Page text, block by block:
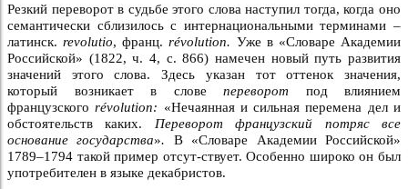
Резкий переворот в судьбе этого слова наступил тогда, когда оно
семантически сблизилось с интернациональными терминами –
латинск.revolutio, франц.révolution. Уже в «Словаре Академии
Российской» (1822, ч. 4, с. 866) намечен новый путь развития
значений этого слова. Здесь указан тот оттенок значения,
который возникает в слове переворот под влиянием
французскогоrévolution: «Нечаянная и сильная перемена дел и
обстоятельств каких. Переворот французский потряс все
основание государства». В «Словаре Академии Российской»
1789–1794 такой пример отсут-ствует. Особенно широко он был
употребителен в языке декабристов.